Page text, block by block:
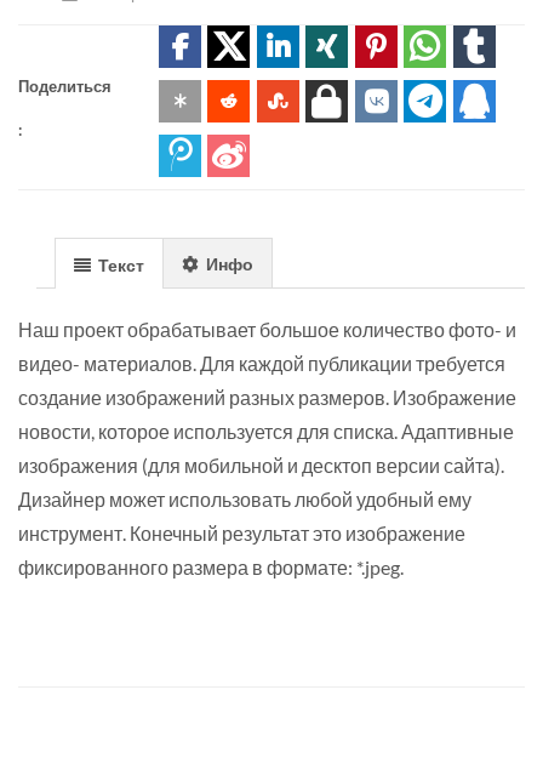
Поделиться
:
Текст Инфо
Наш проект обрабатывает большое количество фото- и
видео- материалов. Для каждой публикации требуется
создание изображений разных размеров. Изображение
новости, которое используется для списка. Адаптивные
изображения (для мобильной и десктоп версии сайта).
Дизайнер может использовать любой удобный ему
инструмент. Конечный результат это изображение
фиксированного размера в формате: *.jpeg.